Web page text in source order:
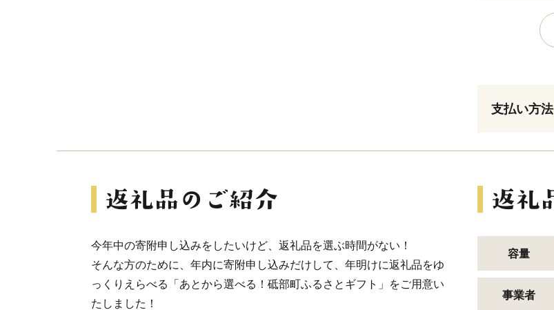
支払い方法
今年中の寄附申し込みをしたいけど、返礼品を選ぶ時間がない！
そんな方のために、年内に寄附申し込みだけして、年明けに返礼品をゆ
っくりえらべる「あとから選べる！砥部町ふるさとギフト」をご用意い
たしました！
容量
事業者